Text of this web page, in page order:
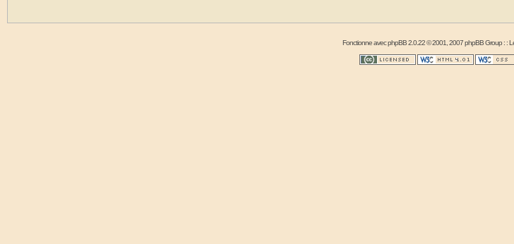
Fonctionne avecphpBB2.0.22 © 2001, 2007 phpBB Group : :